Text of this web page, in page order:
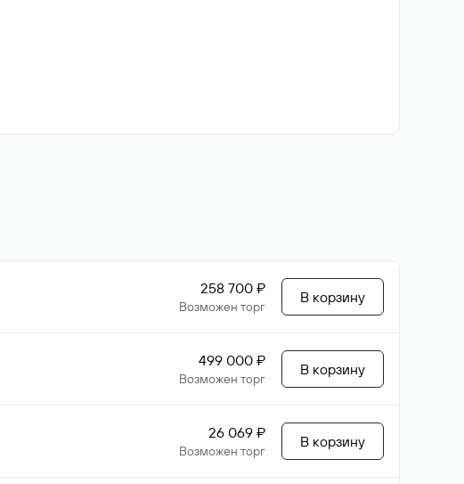
258 700 ₽
Возможен торг
В корзину
499 000 ₽
Возможен торг
В корзину
26 069 ₽
Возможен торг
В корзину